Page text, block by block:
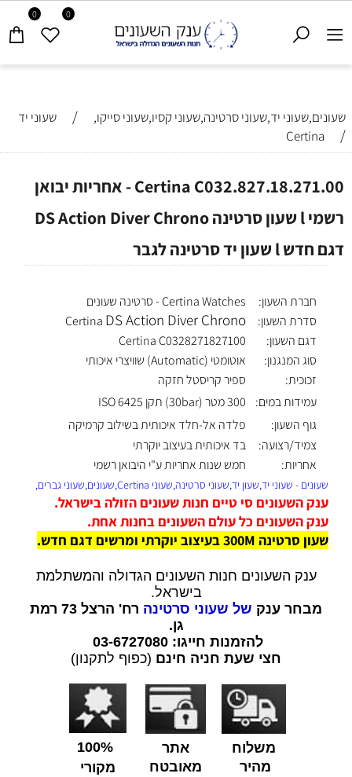
0 0
שעונים,שעוני יד,שעוני סרטינה,שעוני קסיו,שעוני סייקו, / שעוני יד
/
Certina
Certina C032.827.18.271.00 - אחריות יבואן
רשמי l שעון סרטינה DS Action Diver Chrono
דגם חדש l שעון יד סרטינה לגבר
חברת השעון:
Certina Watches - סרטינה שעונים
סדרת השעון:
Certina DS Action Diver Chrono
דגם השעון:
Certina C0328271827100
סוג המנגנון:
אוטומטי (Automatic) שוויצרי איכותי
זכוכית:
ספיר קריסטל חזקה
עמידות במים:
300 מטר (30bar) תקן ISO 6425
גוף השעון:
פלדה אל-חלד איכותית בשילוב קרמיקה
צמיד/רצועה:
בד איכותית בעיצוב יוקרתי
אחריות:
חמש שנות אחריות ע"י היבואן רשמי
שעונים - שעוני יד,שעון יד,שעוני סרטינה,שעוני Certina,שעונים,שעוני גברים,
ענק השעונים סי טיים חנות שעונים הזולה בישראל.
ענק השעונים כל עולם השעונים בחנות אחת.
שעון סרטינה 300M בעיצוב יוקרתי ומרשים דגם חדש
.
ענק השעונים חנות השעונים הגדולה והמשתלמת
בישראל.
מבחר ענק של שעוני סרטינה
רח' הרצל 73 רמת
גן.
להזמנות חייגו: 03-6727080
חצי שעת חניה חינם (כפוף לתקנון)
משלוח
מהיר
אתר
מאובטח
100%
מקורי